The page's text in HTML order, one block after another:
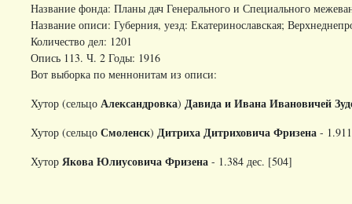
Название фонда: Планы дач Генерального и Специального
Название описи: Губерния, уезд: Екатеринославская;
Количество дел: 1201
Опись 113. Ч. 2 Годы: 1916
Вот выборка по меннонитам из описи:
Хутор (сельцо Александровка) Давида и Ивана Ивановичей
Хутор (сельцо Смоленск) Дитриха Дитриховича Фризена -
Хутор Якова Юлиусовича Фризена - 1.384 дес. [504]